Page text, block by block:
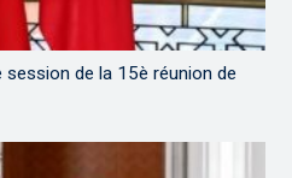
session de la 15è réunion de